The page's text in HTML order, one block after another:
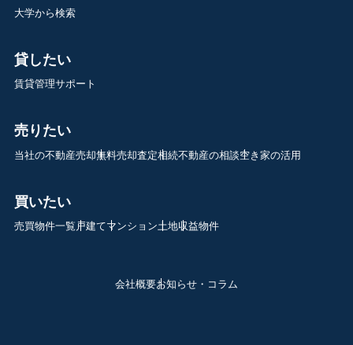
大学から検索
貸したい
賃貸管理サポート
売りたい
当社の不動産売却無料売却査定相続不動産の相談空き家の活用
買いたい
売買物件一覧戸建てマンション土地収益物件
会社概要お知らせ・コラム